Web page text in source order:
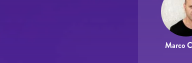
Marco